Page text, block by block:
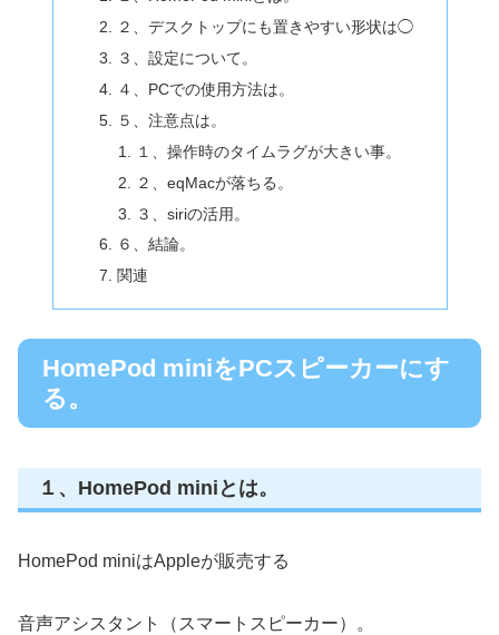
２、デスクトップにも置きやすい形状は◯
３、設定について。
４、PCでの使用方法は。
５、注意点は。
１、操作時のタイムラグが大きい事。
２、eqMacが落ちる。
３、siriの活用。
６、結論。
関連
HomePod miniをPCスピーカーにす
る。
１、HomePod miniとは。
HomePod miniはAppleが販売する
音声アシスタント（スマートスピーカー）。